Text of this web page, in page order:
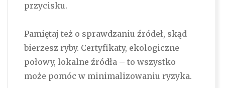
przycisku.
Pamiętaj też o sprawdzaniu źródeł, skąd
bierzesz ryby. Certyfikaty, ekologiczne
połowy, lokalne źródła – to wszystko
może pomóc w minimalizowaniu ryzyka.